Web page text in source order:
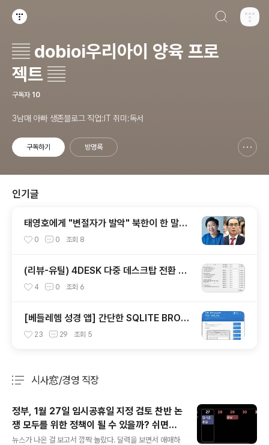
▤ dobioi우리아이 양육 프로
젝트 ▤
구독자 10
3남매 아빠 생존블로그 직업:IT 취미:독서
구독하기 방명록
인기글
태영호에게 "변절자가 발악" 북한이 한 말이
아닙니다 여당 문정복 의원이 페북에 올린 글,
0 0 조회 8
(리뷰-유틸) 4DESK 다중 데스크탑 전환 프
로그램 -윈도우 화면 분할
4 0 조회 6
[베들레헴 성경 앱] 간단한 SQLITE BROW
SER 를 이용한 단어 변경 '침례' → '세례'
23 29 조회 5
시사窓/경영 직장
정부, 1월 27일 임시공휴일 지정 검토 찬반 논
쟁 모두를 위한 정책이 될 수 있을까? 쉬면서
뭐할까? 벌써부터 고민
뉴스가 나온 걸 보고서 깜짝 놀랐다. 달력을 보면서 애매하